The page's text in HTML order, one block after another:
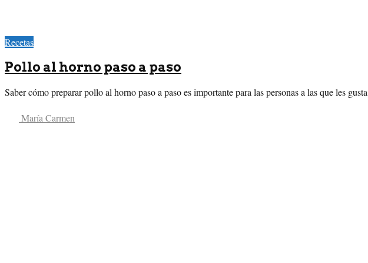
Recetas
Pollo al horno paso a paso
Saber cómo preparar pollo al horno paso a paso es importante para las personas a las que les
María Carmen